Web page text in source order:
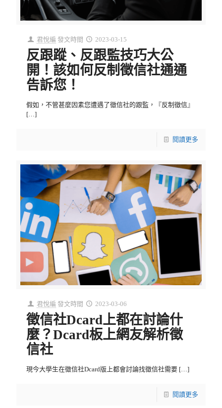
君悅編 發文時間 2023-03-15
反跟蹤、反跟監技巧大公
開！該如何反制徵信社通通
告訴您！
假如，不管甚麼因素您遭遇了徵信社的跟監，『反制徵信』
[…]
閱讀更多
君悅編 發文時間 2023-03-06
徵信社Dcard上都在討論什
麼？Dcard板上網友解析徵
信社
現今大學生在徵信社Dcard版上都會討論找徵信社需要 […]
閱讀更多